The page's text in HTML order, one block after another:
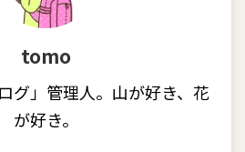
tomo
グ」管理人。山が好き、花
が好き。